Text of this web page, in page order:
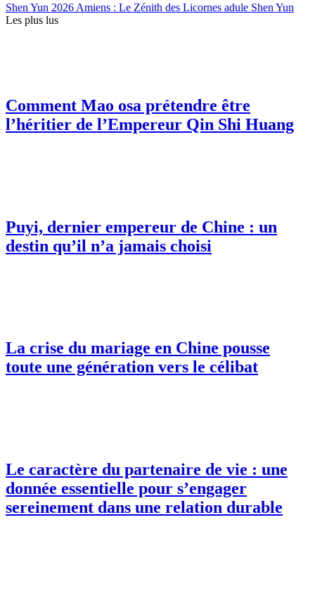
Shen Yun 2026 Amiens : Le Zénith des Licornes adule Shen Yun
Les plus lus
Comment Mao osa prétendre être
l’héritier de l’Empereur Qin Shi Huang
Puyi, dernier empereur de Chine : un
destin qu’il n’a jamais choisi
La crise du mariage en Chine pousse
toute une génération vers le célibat
Le caractère du partenaire de vie : une
donnée essentielle pour s’engager
sereinement dans une relation durable